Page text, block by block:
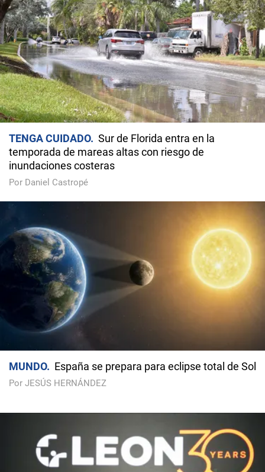
TENGA CUIDADO
Sur de Florida entra en la
temporada de mareas altas con riesgo de
inundaciones costeras
Por Daniel Castropé
MUNDO España se prepara para eclipse total de Sol
Por JESÚS HERNÁNDEZ